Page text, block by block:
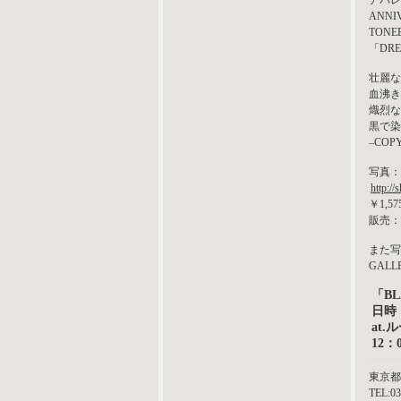
「
壮麗
血沸
熾烈
黒で
写真
http://
￥
販売
また
「
日時
at.ル
12：
東京